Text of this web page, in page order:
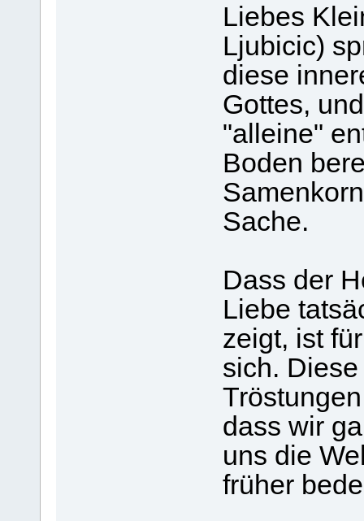
Liebes
Ljubicic)
diese
Gottes,
"alleine"
Boden
Sache.
Dass der
Liebe
zeigt, ist
sich.
dass wir
uns die
früher